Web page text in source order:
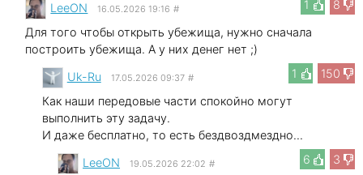
1
8
LeeON 16.05.2026 19:16 #
Для того чтобы открыть убежища, нужно сначала
построить убежища. А у них денег нет ;)
1
150
Uk-Ru 17.05.2026 09:37 #
Как наши передовые части спокойно могут
выполнить эту задачу.
И даже бесплатно, то есть бездвоздмездно...
6
3
LeeON 19.05.2026 22:02 #